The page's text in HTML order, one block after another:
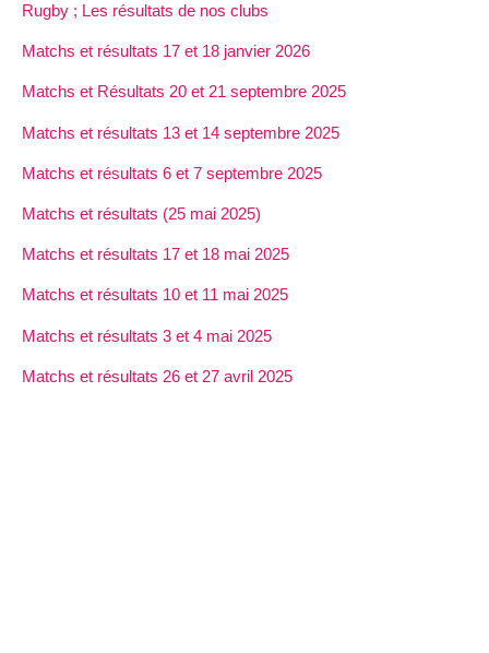
Rugby ; Les résultats de nos clubs
Matchs et résultats 17 et 18 janvier 2026
Matchs et Résultats 20 et 21 septembre 2025
Matchs et résultats 13 et 14 septembre 2025
Matchs et résultats 6 et 7 septembre 2025
Matchs et résultats (25 mai 2025)
Matchs et résultats 17 et 18 mai 2025
Matchs et résultats 10 et 11 mai 2025
Matchs et résultats 3 et 4 mai 2025
Matchs et résultats 26 et 27 avril 2025